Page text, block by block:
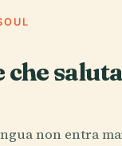
che
non entra